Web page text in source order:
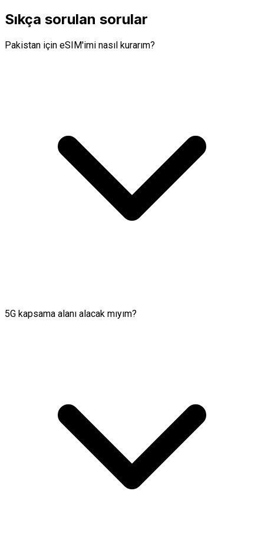
Sıkça sorulan sorular
Pakistan için eSIM'imi nasıl kurarım?
5G kapsama alanı alacak mıyım?